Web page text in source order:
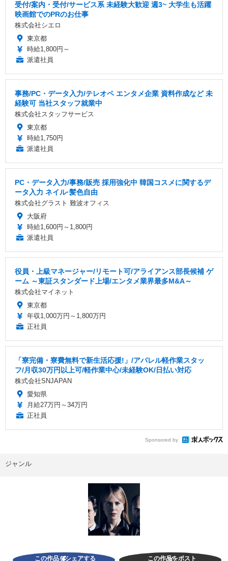
受付/案内・受付/サービス系 未経験大歓迎 週3~ 大学生も活躍
映画館でのPRのお仕事
株式会社シエロ
東京都
時給1,800円～
派遣社員
事務/PC・データ入力/テレオペ エンタメ企業 資料作成など 未
経験可 当社スタッフ就業中
株式会社スタッフサービス
東京都
時給1,750円
派遣社員
PC・データ入力/事務/販売 採用強化中 韓国コスメに関するデ
ータ入力 ネイル·髪色自由
株式会社グラスト 難波オフィス
大阪府
時給1,600円～1,800円
派遣社員
役員・上級マネージャー/リモート可/アライアンス部長候補 ゲ
ーム ～東証スタンダード上場/エンタメ業界最多M&A～
株式会社マイネット
東京都
年収1,000万円～1,800万円
正社員
「寮完備・寮費無料で新生活応援!」/アパレル軽作業スタッ
フ/月収30万円以上可/軽作業中心/未経験OK/日払い対応
株式会社SNJAPAN
愛知県
月給27万円～34万円
正社員
Sponsored by
ジャンル
この作品をシェアする この作品をポスト